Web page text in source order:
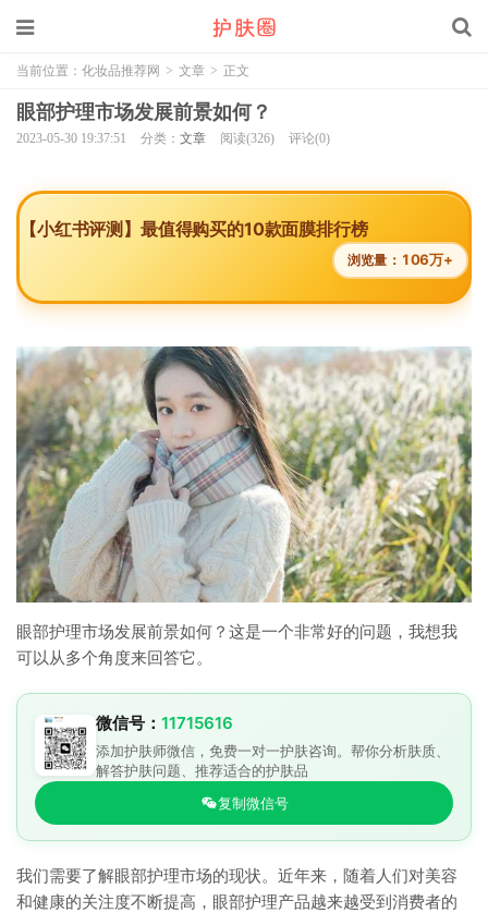
当前位置： 化妆品推荐网 > 文章 > 正文
眼部护理市场发展前景如何？
2023-05-30 19:37:51 分类： 文章 阅读(326) 评论(0)
【小红书评测】最值得购买的10款面膜排行榜
浏览量： 106万+
眼部护理市场发展前景如何？这是一个非常好的问题，我想我
可以从多个角度来回答它。
微信号： 11715616
添加护肤师微信，免费一对一护肤咨询。帮你分析肤质、
解答护肤问题、推荐适合的护肤品
复制微信号
我们需要了解眼部护理市场的现状。近年来，随着人们对美容
和健康的关注度不断提高，眼部护理产品越来越受到消费者的